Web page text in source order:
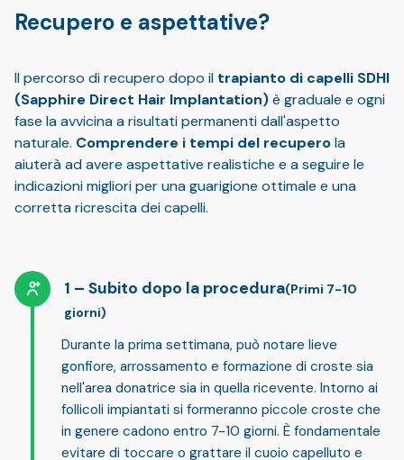
Recupero e aspettative?
Il percorso di recupero dopo il trapianto di capelli SDHI
(Sapphire Direct Hair Implantation)è graduale e ogni
fase la avvicina a risultati permanenti dall'aspetto
naturale. Comprendere i tempi del recuperola
aiuterà ad avere aspettative realistiche e a seguire le
indicazioni migliori per una guarigione ottimale e una
corretta ricrescita dei capelli.
Subito dopo la procedura(Primi 7-10
giorni)
Durante la prima settimana, può notare lieve
gonfiore, arrossamento e formazione di croste sia
nell'area donatrice sia in quella ricevente. Intorno ai
follicoli impiantati si formeranno piccole croste che
in genere cadono entro 7-10 giorni. È fondamentale
evitare di toccare o grattare il cuoio capelluto e